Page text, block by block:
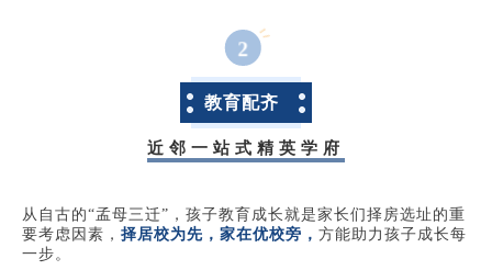
2
教育配齐
近邻一站式精英学府
从自古的“孟母三迁”，孩子教育成长就是家长们择房选址的重
要考虑因素， 择居校为先，家在优校旁， 方能助力孩子成长每
一步。